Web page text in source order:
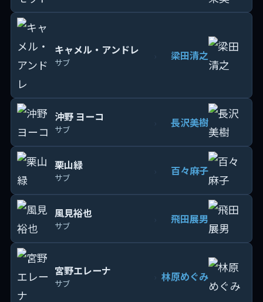
キャメル・アンドレ
サブ 梁田清之
沖野 ヨーコ
サブ 長沢美樹
栗山緑
サブ 百々麻子
風見裕也
サブ 飛田展男
宮野エレーナ
サブ 林原めぐみ